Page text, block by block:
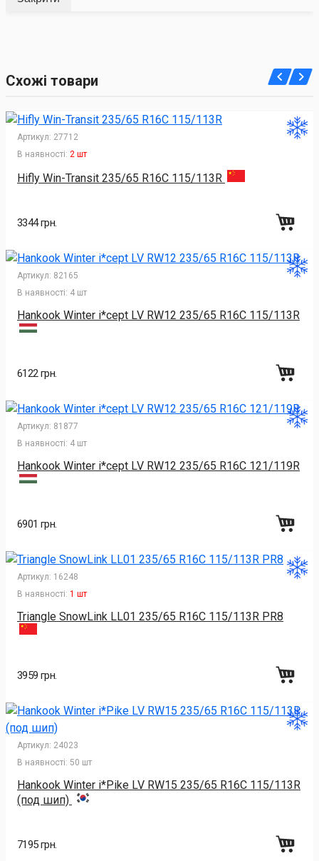
Схожі товари
Артикул: 27712
В наявності: 2 шт
Hifly Win-Transit 235/65 R16C 115/113R
3344 грн.
Артикул: 82165
В наявності: 4 шт
Hankook Winter i*cept LV RW12 235/65 R16C 115/113R
6122 грн.
Артикул: 81877
В наявності: 4 шт
Hankook Winter i*cept LV RW12 235/65 R16C 121/119R
6901 грн.
Артикул: 16248
В наявності: 1 шт
Triangle SnowLink LL01 235/65 R16C 115/113R PR8
3959 грн.
Артикул: 24023
В наявності: 50 шт
Hankook Winter i*Pike LV RW15 235/65 R16C 115/113R
(под шип)
7195 грн.